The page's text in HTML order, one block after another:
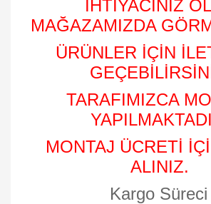
İHTİYACINIZ
MAĞAZAMIZDA
ÜRÜNLER İÇİN
TARAFIMIZCA
MONTAJ ÜCRETİ
ALINIZ.
Kargo Süreci